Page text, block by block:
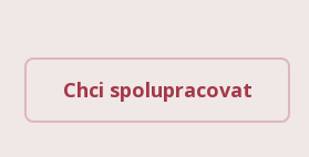
Chci spolupracovat